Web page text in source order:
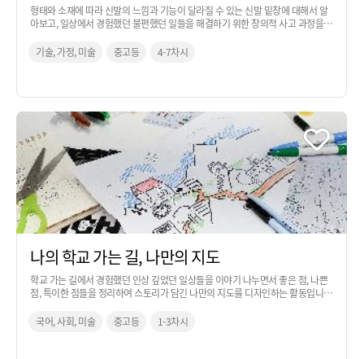
형태와 소재에 따라 신발의 느낌과 기능이 달라질 수 있는 신발 밑창에 대해서 알
아보고, 일상에서 경험했던 불편했던 일들을 해결하기 위한 창의적 사고 과정을
기술, 가정, 미술
중고등 4-7차시
나의 학교 가는 길, 나만의 지도
학교 가는 길에서 경험했던 인상 깊었던 일상들을 이야기 나누면서 좋은 점, 나쁜
점, 특이한 점들을 정리하여 스토리가 담긴 나만의 지도를 디자인하는 활동입니
국어, 사회, 미술
중고등 1-3차시